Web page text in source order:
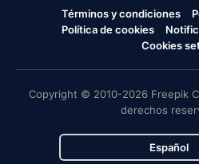
Términos y condiciones
Política de cookies
Cookies
Copyright © 2010-2026 Freepik
derechos
Español